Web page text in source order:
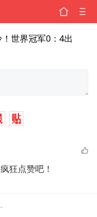
世界冠军0：4出
狂点赞吧！